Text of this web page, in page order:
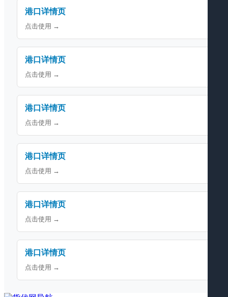
港口详情页
点击使用 →
港口详情页
点击使用 →
港口详情页
点击使用 →
港口详情页
点击使用 →
港口详情页
点击使用 →
港口详情页
点击使用 →